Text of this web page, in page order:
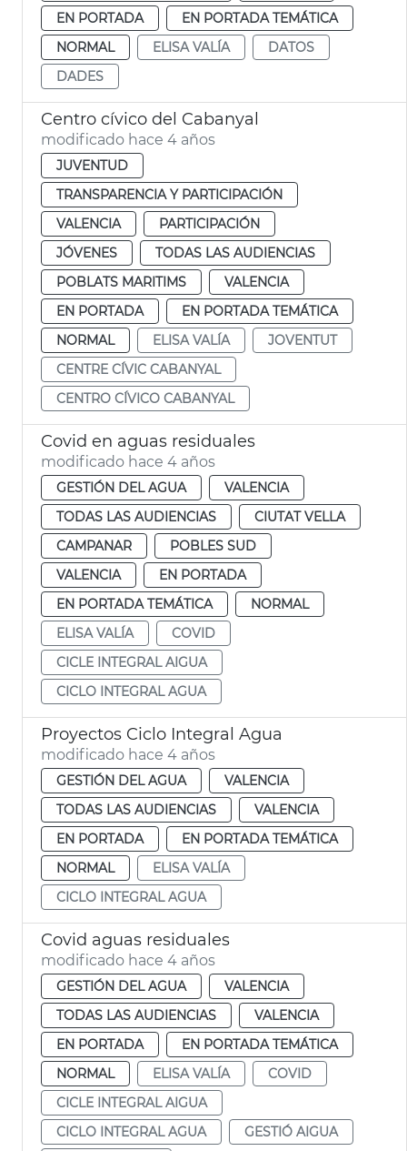
EN PORTADA
EN PORTADA TEMÁTICA
NORMAL
ELISA VALÍA
DATOS
DADES
Centro cívico del Cabanyal
modificado hace 4 años
JUVENTUD
TRANSPARENCIA Y PARTICIPACIÓN
VALENCIA
PARTICIPACIÓN
JÓVENES
TODAS LAS AUDIENCIAS
POBLATS MARITIMS
VALENCIA
EN PORTADA
EN PORTADA TEMÁTICA
NORMAL
ELISA VALÍA
JOVENTUT
CENTRE CÍVIC CABANYAL
CENTRO CÍVICO CABANYAL
Covid en aguas residuales
modificado hace 4 años
GESTIÓN DEL AGUA
VALENCIA
TODAS LAS AUDIENCIAS
CIUTAT VELLA
CAMPANAR
POBLES SUD
VALENCIA
EN PORTADA
EN PORTADA TEMÁTICA
NORMAL
ELISA VALÍA
COVID
CICLE INTEGRAL AIGUA
CICLO INTEGRAL AGUA
Proyectos Ciclo Integral Agua
modificado hace 4 años
GESTIÓN DEL AGUA
VALENCIA
TODAS LAS AUDIENCIAS
VALENCIA
EN PORTADA
EN PORTADA TEMÁTICA
NORMAL
ELISA VALÍA
CICLO INTEGRAL AGUA
Covid aguas residuales
modificado hace 4 años
GESTIÓN DEL AGUA
VALENCIA
TODAS LAS AUDIENCIAS
VALENCIA
EN PORTADA
EN PORTADA TEMÁTICA
NORMAL
ELISA VALÍA
COVID
CICLE INTEGRAL AIGUA
CICLO INTEGRAL AGUA
GESTIÓ AIGUA